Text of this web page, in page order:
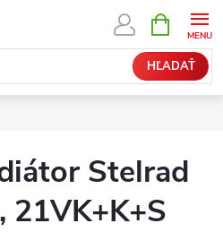
HĽADAŤ
KOŠÍK
Stelrad
21VK+K+S